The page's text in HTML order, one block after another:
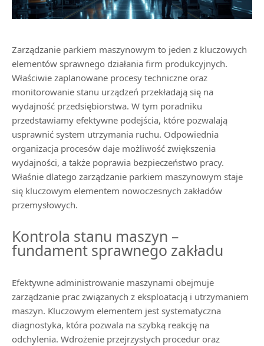
Zarządzanie parkiem maszynowym to jeden z kluczowych
elementów sprawnego działania firm produkcyjnych.
Właściwie zaplanowane procesy techniczne oraz
monitorowanie stanu urządzeń przekładają się na
wydajność przedsiębiorstwa. W tym poradniku
przedstawiamy efektywne podejścia, które pozwalają
usprawnić system utrzymania ruchu. Odpowiednia
organizacja procesów daje możliwość zwiększenia
wydajności, a także poprawia bezpieczeństwo pracy.
Właśnie dlatego zarządzanie parkiem maszynowym staje
się kluczowym elementem nowoczesnych zakładów
przemysłowych.
Kontrola stanu maszyn –
fundament sprawnego zakładu
Efektywne administrowanie maszynami obejmuje
zarządzanie prac związanych z eksploatacją i utrzymaniem
maszyn. Kluczowym elementem jest systematyczna
diagnostyka, która pozwala na szybką reakcję na
odchylenia. Wdrożenie przejrzystych procedur oraz